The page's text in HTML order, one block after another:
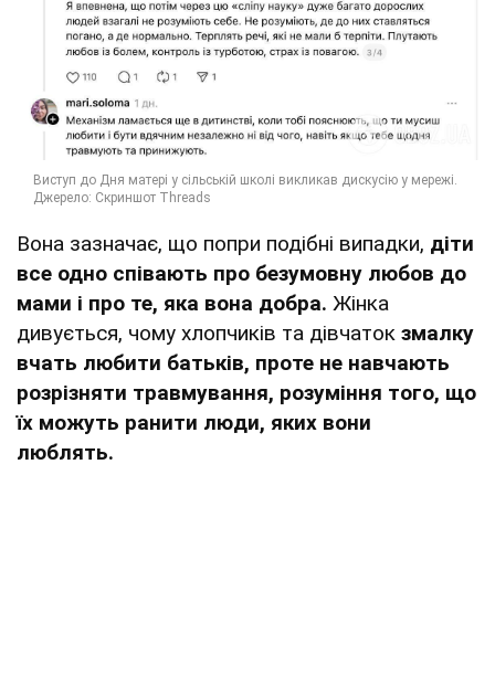
Вона зазначає, що попри подібні випадки, діти
все одно співають про безумовну любов до
мами і про те, яка вона добра. Жінка
дивується, чому хлопчиків та дівчаток змалку
вчать любити батьків, проте не навчають
розрізняти травмування, розуміння того, що
їх можуть ранити люди, яких вони
люблять.